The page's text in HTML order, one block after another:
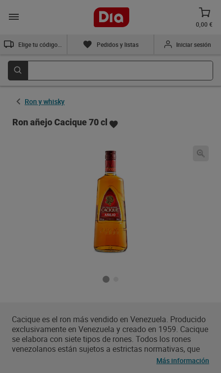
0,00 €
Pedidos y listas Iniciar sesión
Ron y whisky
Ron añejo Cacique 70 cl
Cacique es el ron más vendido en Venezuela. Producido
exclusivamente en Venezuela y creado en 1959. Cacique
se elabora con siete tipos de rones. Todos los rones
venezolanos están sujetos a estrictas normativas, que
prohíben alterar el color, sabor o aroma por medios
Más información